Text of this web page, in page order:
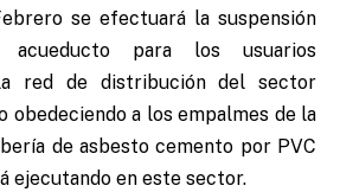
se efectuará la suspensión
para los usuarios
red de distribución del sector
obedeciendo a los empalmes de la
de asbesto cemento por PVC
ejecutando en este sector.